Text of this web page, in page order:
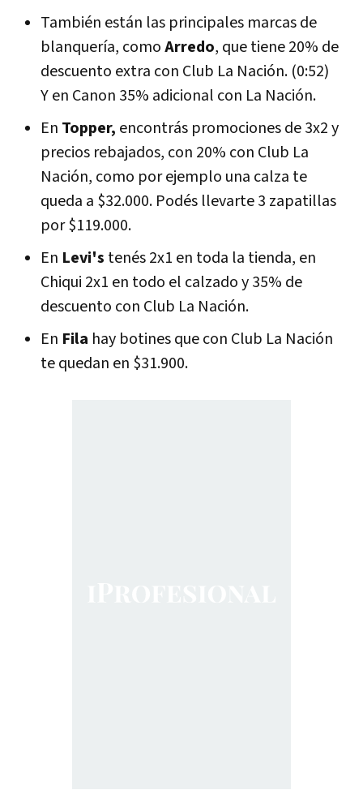
También están las principales marcas de
blanquería, comoArredo, que tiene 20% de
descuento extra con Club La Nación. (0:52)
Y en Canon 35% adicional con La Nación.
En Topper, encontrás promociones de 3x2 y
precios rebajados, con 20% con Club La
Nación, como por ejemplo una calza te
queda a $32.000. Podés llevarte 3 zapatillas
por $119.000.
En Levi's tenés 2x1 en toda la tienda, en
Chiqui 2x1 en todo el calzado y 35% de
descuento con Club La Nación.
En Fila hay botines que con Club La Nación
te quedan en $31.900.